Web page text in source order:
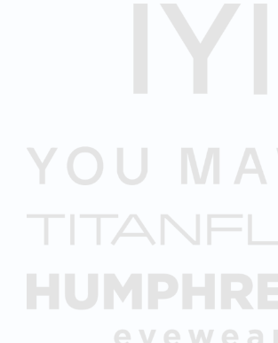
Weinfelden
Zürich Seefeld
Zürich Limmatquai